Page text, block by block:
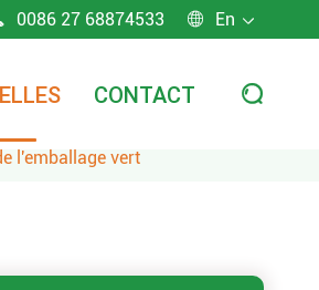
0086 27 68874533  En 
CONTACT 
l'emballage vert